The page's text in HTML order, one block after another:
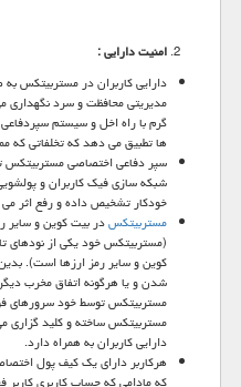
امنیت دارایی :
دارایی کاربران در مستربیتکس
مدیریتی محافظت و سرد
گرم با راه اخل و سیستم
ها تطبیق می دهد که تخلفاتی که
سپر دفاعی اختصاصی مستربیتکس
شبکه سازی فیک کاربران و
خودکار تشخیص داده و رفع اثر می
مستربیتکسدر بیت کوین و سایر
(مستربیتکس خود یکی از نودهای
کوین و سایر رمز ارزها است).
شدن و یا هرگونه اتفاق مخرب
مستربیتکس توسط خود سرورهای
مستربیتکس ساخته و کلید گزاری
دارایی کاربران به همراه دارد.
هرکاربر دارای یک کیف پول
که مادامی که حساب کاربری